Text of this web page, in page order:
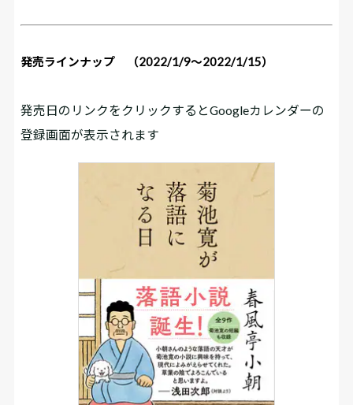
発売ラインナップ （2022/1/9～2022/1/15）
発売日のリンクをクリックするとGoogleカレンダーの
登録画面が表示されます